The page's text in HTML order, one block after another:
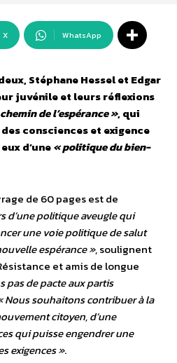
X WhatsApp
Stéphane Hessel et Edgar
juvénile et leurs réflexions
de l’espérance », qui
consciences et exigence
d’une« politique du bien-
de 60 pages est de
d’une politique aveugle qui
une voie politique de salut
espérance », soulignent
et amis de longue
pas de pacte aux partis
Nous souhaitons contribuer à la
citoyen, d’une
qui puisse engendrer une
exigences ».